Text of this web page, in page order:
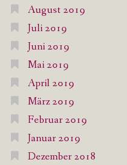
August 2019
Juli 2019
Juni 2019
Mai 2019
April 2019
März 2019
Februar 2019
Januar 2019
Dezember 2018